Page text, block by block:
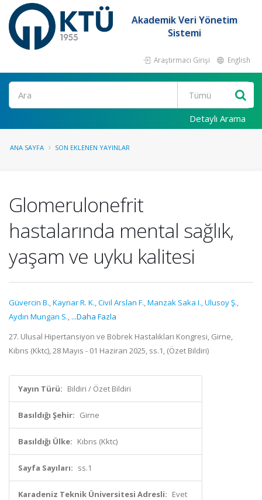
Akademik Veri Yönetim
Sistemi
Araştırmacı Girişi English
Ara
Detaylı Arama
ANA SAYFA SON EKLENEN YAYINLAR
Glomerulonefrit
hastalarında mental sağlık,
yaşam ve uyku kalitesi
Güvercin B.,Kaynar R. K.,Civil Arslan F.,Manzak Saka I.,Ulusoy Ş.,
Aydın Mungan S., ...Daha Fazla
27. Ulusal Hipertansiyon ve Böbrek Hastalıkları Kongresi, Girne,
Kıbrıs (Kktc), 28 Mayıs - 01 Haziran 2025, ss.1, (Özet Bildiri)
Yayın Türü: Bildiri / Özet Bildiri
Basıldığı Şehir: Girne
Basıldığı Ülke: Kıbrıs (Kktc)
Sayfa Sayıları: ss.1
Karadeniz Teknik Üniversitesi Adresli: Evet